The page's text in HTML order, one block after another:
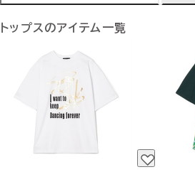
トップスのアイテム一覧